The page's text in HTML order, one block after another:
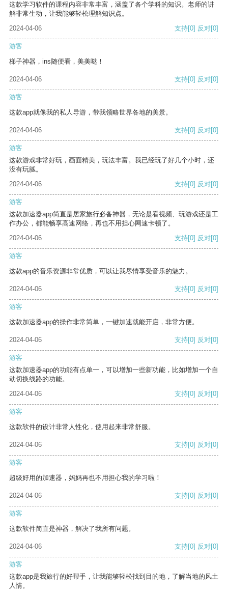
这款学习软件的课程内容非常丰富，涵盖了各个学科的知识。老师的讲
解非常生动，让我能够轻松理解知识点。
2024-04-06
支持[0] 反对[0]
游客
梯子神器，ins随便看，美美哒！
2024-04-06 支持[0] 反对[0]
游客
这款app就像我的私人导游，带我领略世界各地的美景。
2024-04-06 支持[0] 反对[0]
游客
这款游戏非常好玩，画面精美，玩法丰富。我已经玩了好几个小时，还
没有玩腻。
2024-04-06
支持[0] 反对[0]
游客
这款加速器app简直是居家旅行必备神器，无论是看视频、玩游戏还是工
作办公，都能畅享高速网络，再也不用担心网速卡顿了。
2024-04-06
支持[0] 反对[0]
游客
这款app的音乐资源非常优质，可以让我尽情享受音乐的魅力。
2024-04-06 支持[0] 反对[0]
游客
这款加速器app的操作非常简单，一键加速就能开启，非常方便。
2024-04-06 支持[0] 反对[0]
游客
这款加速器app的功能有点单一，可以增加一些新功能，比如增加一个自
动切换线路的功能。
2024-04-06
支持[0] 反对[0]
游客
这款软件的设计非常人性化，使用起来非常舒服。
2024-04-06 支持[0] 反对[0]
游客
超级好用的加速器，妈妈再也不用担心我的学习啦！
2024-04-06 支持[0] 反对[0]
游客
这款软件简直是神器，解决了我所有问题。
2024-04-06 支持[0] 反对[0]
游客
这款app是我旅行的好帮手，让我能够轻松找到目的地，了解当地的风土
人情。